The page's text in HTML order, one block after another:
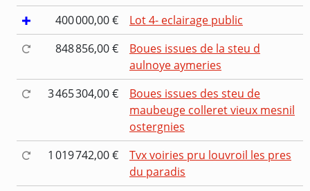
400 000,00 €
Lot 4- eclairage public
848 856,00 €
Boues issues de la steu d
aulnoye aymeries
3 465 304,00 €
Boues issues des steu de
maubeuge colleret vieux mesnil
ostergnies
1 019 742,00 €
Tvx voiries pru louvroil les pres
du paradis